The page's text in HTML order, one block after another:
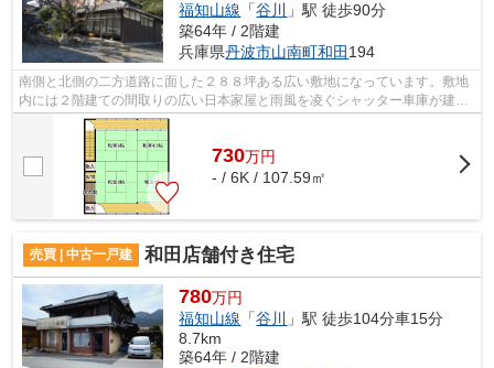
福知山線 「谷川
」駅 徒歩90分
築64年 / 2階建
兵庫県丹波市山南町和田 194
南側と北側の二方道路に面した２８８坪ある広い敷地になっています。敷地
内には２階建ての間取りの広い日本家屋と雨風を凌ぐシャッター車庫が建っ
ており、家屋の外周辺には庭があり、...
730万円
- / 6K / 107.59㎡
売買 | 中古一戸建 和田店舗付き住宅
780万円
福知山線 「谷川
」駅 徒歩104分車15分
8.7km
築64年 / 2階建